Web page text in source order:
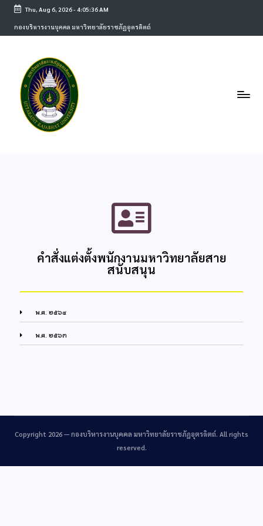
Thu, Aug 6, 2026-4:05:36 AM
กองบริหารงานบุคคล มหาวิทยาลัยราชภัฏอุตรดิตถ์
คำสั่งแต่งตั้งพนักงานมหาวิทยาลัยสาย
สนับสนุน
พ.ศ. ๒๕๖๔
พ.ศ. ๒๕๖๓
Copyright 2026 — กองบริหารงานบุคคล มหาวิทยาลัยราชภัฏอุตรดิตถ์. All rights
reserved.